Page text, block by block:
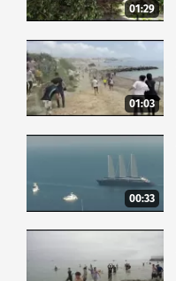
01:29
01:03
00:33